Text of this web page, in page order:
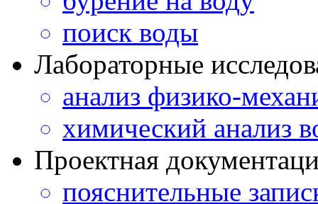
поиск воды
Лабораторные
анализ физико-
химический анализ
Проектная
пояснительные